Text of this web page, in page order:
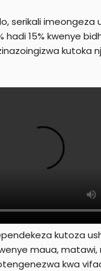
serikali imeongeza
hadi 15% kwenye
kutoka
kutoza
maua,
kwa